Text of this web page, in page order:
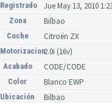
Registrado Jue May 13, 2010
Zona Bilbao
Coche Citroën ZX
Motorizacion2.0i (16v)
Acabado CODE/CODE
Color Blanco EWP
Ubicación Bilbao